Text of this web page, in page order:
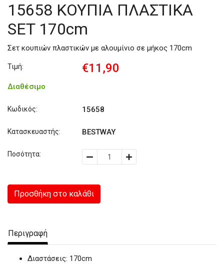
15658 ΚΟΥΠΙΑ ΠΛΑΣΤΙΚΑ
SET 170cm
Σετ κουπιών πλαστικών με αλουμίνιο σε μήκος 170cm
Τιμή: €11,90
Διαθέσιμο
Κωδικός: 15658
Κατασκευαστής: BESTWAY
Ποσότητα:
Προσθήκη στο καλάθι
Περιγραφή
Διαστάσεις: 170cm